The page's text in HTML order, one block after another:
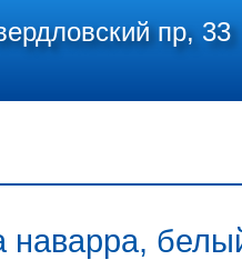
пр, 33
наварра,